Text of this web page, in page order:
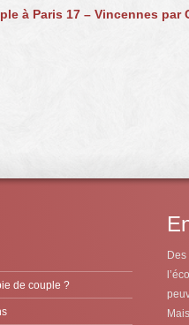
à Paris 17 – Vincennes par
de couple ?